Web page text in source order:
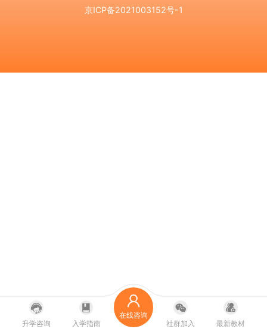
京ICP备2021003152号-1
升学咨询 入学指南
在线咨询
社群加入
最新教材